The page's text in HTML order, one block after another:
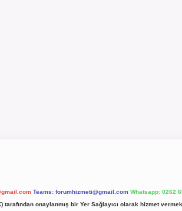
Teams: forumhizmeti@gmail.com Whatsapp: 0262
onaylanmış bir Yer Sağlayıcı olarak hizmet